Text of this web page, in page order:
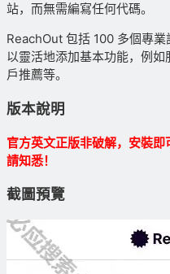
站，而無需編寫任何代碼。
ReachOut 包括 100 多個專
以靈活地添加基本功能，例
戶推薦等。
版本說明
官方英文正版非破解，安裝即
請知悉！
截圖預覽